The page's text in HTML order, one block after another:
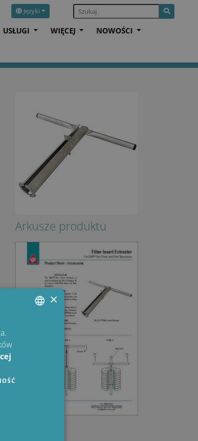
Języki
USŁUGI WIĘCEJ
NOWOŚCI
Arkusze produktu
×